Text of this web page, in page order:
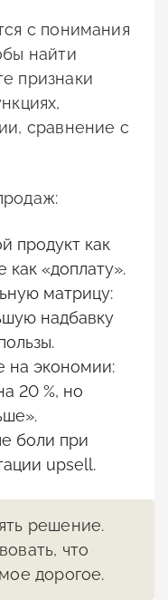
с понимания
найти
признаки
сравнение с
продукт как
«доплату».
матрицу:
надбавку
на экономии:
20 %, но
боли при
upsell.
решение.
что
дорогое.